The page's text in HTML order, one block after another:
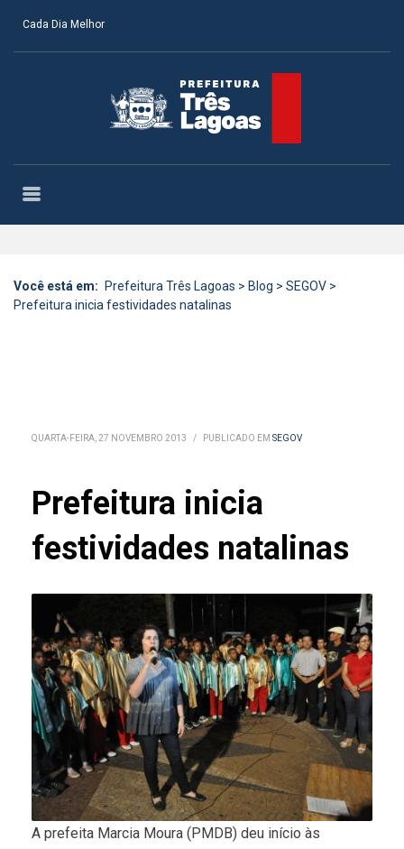
Cada Dia Melhor
Você está em: Prefeitura Três Lagoas > Blog > SEGOV >
Prefeitura inicia festividades natalinas
QUARTA-FEIRA, 27 NOVEMBRO 2013 / PUBLICADO EM SEGOV
Prefeitura inicia
festividades natalinas
A prefeita Marcia Moura (PMDB) deu início às